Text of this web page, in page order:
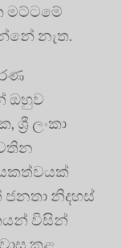
මට්ටමේ
නැත.
ඔහුව
ලංකා
නිදහස්
විසින්
කළ